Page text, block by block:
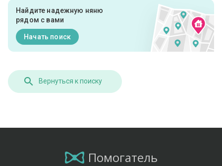
Найдите надежную няню
рядом с вами
Начать поиск
Вернуться к поиску
Помогатель